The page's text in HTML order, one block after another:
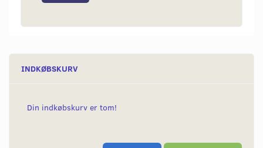
INDKØBSKURV
Din indkøbskurv er tom!